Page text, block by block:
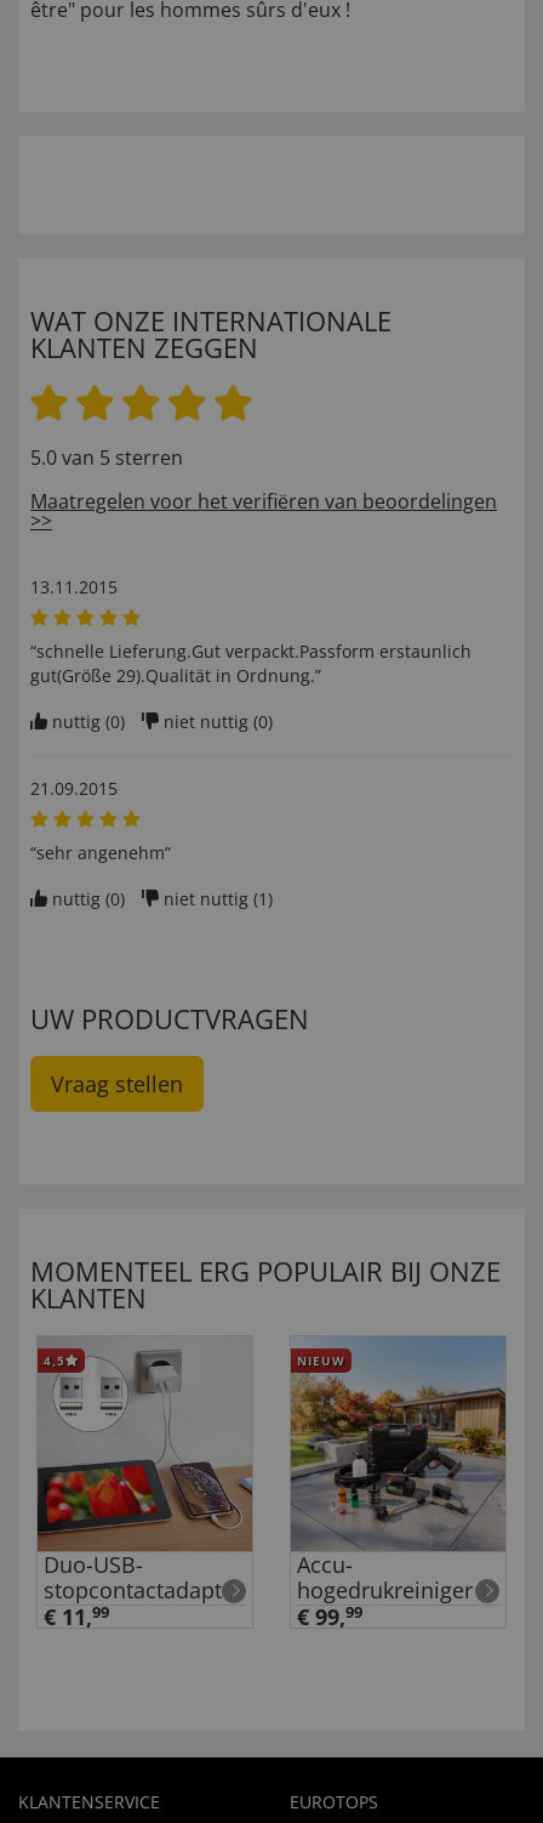
être" pour les hommes sûrs d'eux !
WAT ONZE INTERNATIONALE
KLANTEN ZEGGEN
5.0 van 5 sterren
Maatregelen voor het verifiëren van beoordelingen
>>
13.11.2015
“schnelle Lieferung.Gut verpackt.Passform erstaunlich
gut(Größe 29).Qualität in Ordnung.”
nuttig (0) niet nuttig (0)
21.09.2015
“sehr angenehm”
nuttig (0) niet nuttig (1)
UW PRODUCTVRAGEN
Vraag stellen
MOMENTEEL ERG POPULAIR BIJ ONZE
KLANTEN
4,5
Duo-USB-
stopcontactadapter
€ 11,99
NIEUW
Accu-
hogedrukreiniger
€ 99,99
KLANTENSERVICE EUROTOPS